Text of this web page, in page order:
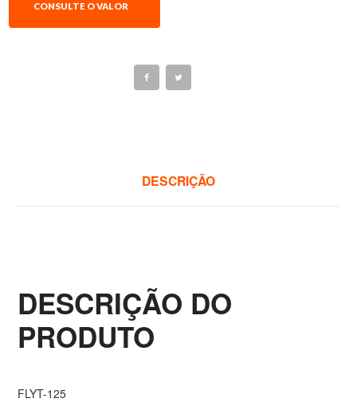
CONSULTE O VALOR
DESCRIÇÃO
DESCRIÇÃO DO
PRODUTO
FLYT-125